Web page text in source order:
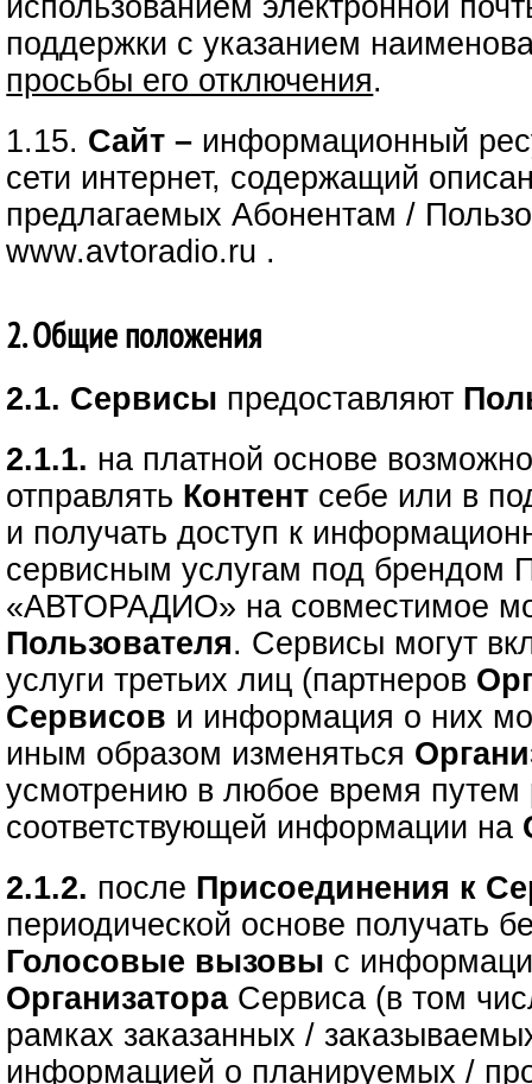
использованием электронной
поддержки с указанием
просьбы его отключения.
1.15. Сайт – информационный
сети интернет, содержащий
предлагаемых Абонентам /
www.avtoradio.ru .
2. Общие положения
2.1. Сервисы предоставляют
2.1.1. на платной основе
отправлять Контент себе или в
и получать доступ к
сервисным услугам под брендом
«АВТОРАДИО» на совместимое
Пользователя. Сервисы могут
услуги третьих лиц (партнеров
Сервисов и информация о них
иным образом изменяться
усмотрению в любое время
соответствующей информации на
2.1.2. после Присоединения к
периодической основе получать
Голосовые вызовы с
Организатора Сервиса (в том
рамках заказанных /
информацией о планируемых /